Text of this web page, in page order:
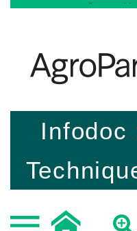
Powered
Infodoc